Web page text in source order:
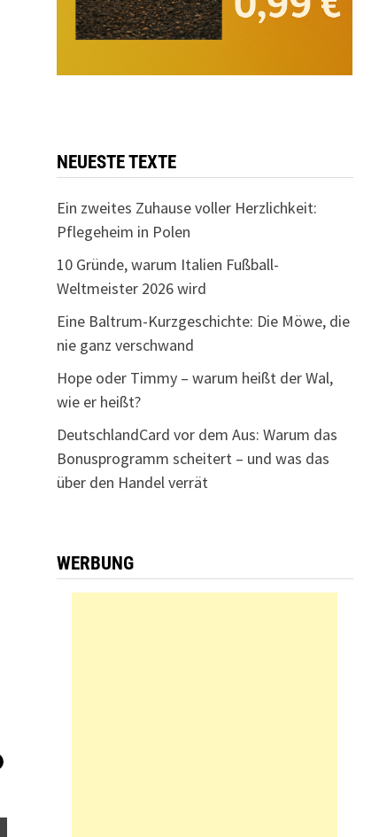
NEUESTE TEXTE
Ein zweites Zuhause voller Herzlichkeit:
Pflegeheim in Polen
10 Gründe, warum Italien Fußball-
Weltmeister 2026 wird
Eine Baltrum-Kurzgeschichte: Die Möwe, die
nie ganz verschwand
Hope oder Timmy – warum heißt der Wal,
wie er heißt?
DeutschlandCard vor dem Aus: Warum das
Bonusprogramm scheitert – und was das
über den Handel verrät
WERBUNG